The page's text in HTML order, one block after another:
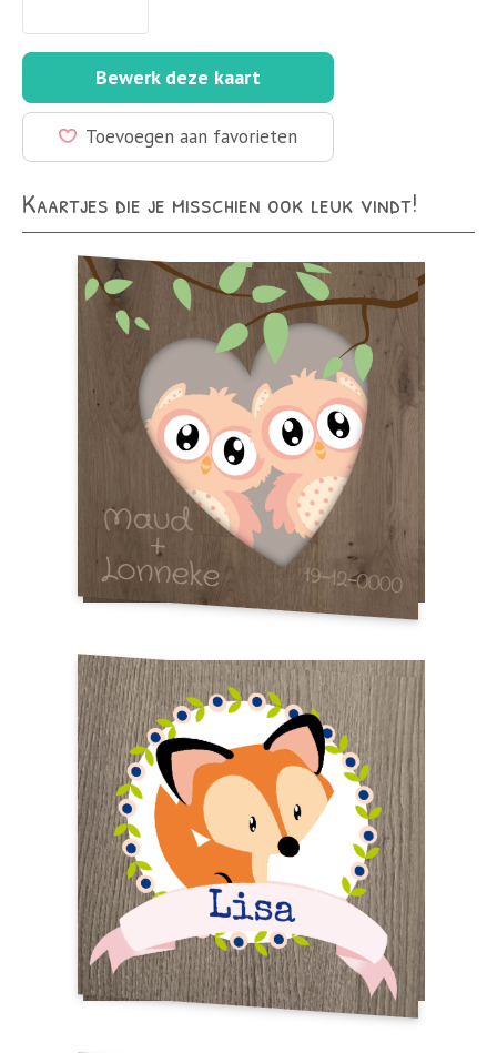
Bewerk deze kaart
Toevoegen aan favorieten
Kaartjes die je misschien ook leuk vindt!